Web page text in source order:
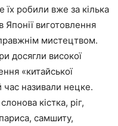
їх робили вже за кілька
Японії виготовлення
мистецтвом.
досягли високої
«китайської
час називали нецке.
кістка, ріг,
самшиту,